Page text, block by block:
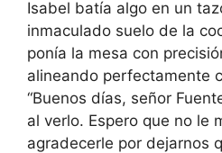
Isabel batía algo en un
inmaculado suelo de la
ponía la mesa con
alineando perfectamente
“Buenos días, señor
al verlo. Espero que no le
agradecerle por dejarnos